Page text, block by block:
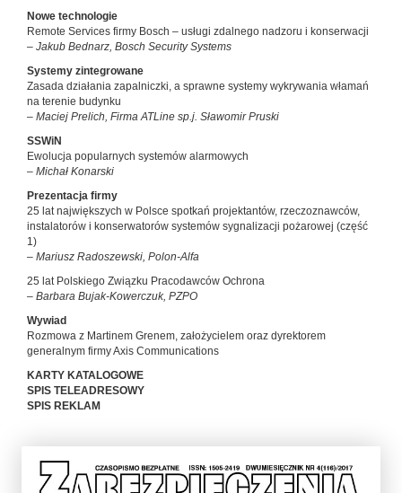
Nowe technologie
Remote Services firmy Bosch – usługi zdalnego nadzoru i konserwacji
– Jakub Bednarz, Bosch Security Systems
Systemy zintegrowane
Zasada działania zapalniczki, a sprawne systemy wykrywania włamań
na terenie budynku
– Maciej Prelich, Firma ATLine sp.j. Sławomir Pruski
SSWiN
Ewolucja popularnych systemów alarmowych
– Michał Konarski
Prezentacja firmy
25 lat największych w Polsce spotkań projektantów, rzeczoznawców,
instalatorów i konserwatorów systemów sygnalizacji pożarowej (część
1)
– Mariusz Radoszewski, Polon-Alfa
25 lat Polskiego Związku Pracodawców Ochrona
– Barbara Bujak-Kowerczuk, PZPO
Wywiad
Rozmowa z Martinem Grenem, założycielem oraz dyrektorem
generalnym firmy Axis Communications
KARTY KATALOGOWE
SPIS TELEADRESOWY
SPIS REKLAM